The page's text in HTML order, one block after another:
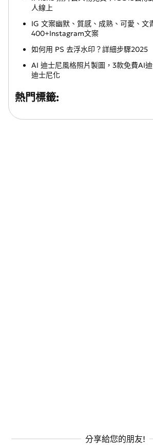
人線上
IG 文案幽默、質感、成熟、可愛、文
400+Instagram文案
如何用 PS 去浮水印？詳細步驟2025
AI 迪士尼風格照片製圖，3款免費AI
迪士尼化
熱門標籤:
分享給您的朋友!